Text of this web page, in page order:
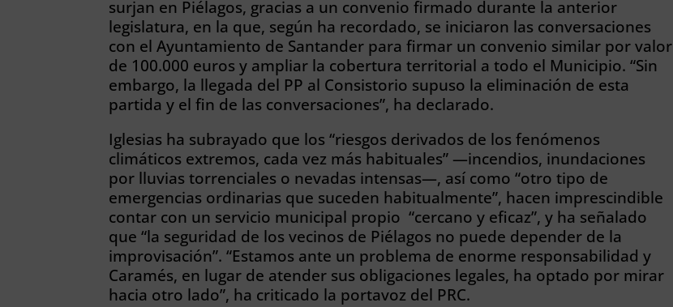
surjan en Piélagos, gracias a un convenio firmado durante la anterior
legislatura, en la que, según ha recordado, se iniciaron las conversaciones
con el Ayuntamiento de Santander para firmar un convenio similar por valor
de 100.000 euros y ampliar la cobertura territorial a todo el Municipio. “Sin
embargo, la llegada del PP al Consistorio supuso la eliminación de esta
partida y el fin de las conversaciones”, ha declarado.
Iglesias ha subrayado que los “riesgos derivados de los fenómenos
climáticos extremos, cada vez más habituales” —incendios, inundaciones
por lluvias torrenciales o nevadas intensas—, así como “otro tipo de
emergencias ordinarias que suceden habitualmente”, hacen imprescindible
contar con un servicio municipal propio “cercano y eficaz”, y ha señalado
que “la seguridad de los vecinos de Piélagos no puede depender de la
improvisación”. “Estamos ante un problema de enorme responsabilidad y
Caramés, en lugar de atender sus obligaciones legales, ha optado por mirar
hacia otro lado”, ha criticado la portavoz del PRC.